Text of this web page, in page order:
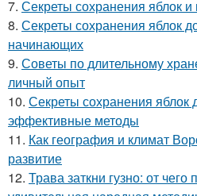
7. Секреты сохранения яблок
8. Секреты сохранения яблок
начинающих
9. Советы по длительному
личный опыт
10. Секреты сохранения яблок
эффективные методы
11. Как география и климат
развитие
12. Трава заткни гузно: от чего